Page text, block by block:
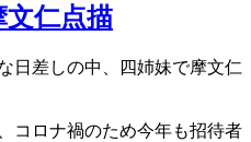
仁点描
日差しの中、四姉妹で摩文仁
コロナ禍のため今年も招待者